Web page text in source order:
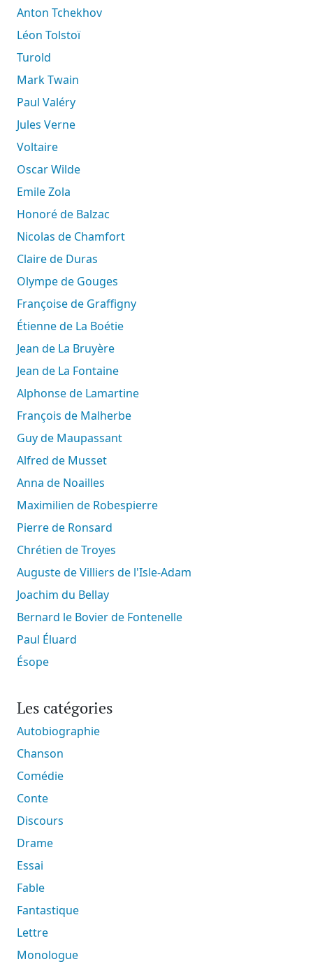
Anton Tchekhov
Léon Tolstoï
Turold
Mark Twain
Paul Valéry
Jules Verne
Voltaire
Oscar Wilde
Emile Zola
Honoré de Balzac
Nicolas de Chamfort
Claire de Duras
Olympe de Gouges
Françoise de Graffigny
Étienne de La Boétie
Jean de La Bruyère
Jean de La Fontaine
Alphonse de Lamartine
François de Malherbe
Guy de Maupassant
Alfred de Musset
Anna de Noailles
Maximilien de Robespierre
Pierre de Ronsard
Chrétien de Troyes
Auguste de Villiers de l'Isle-Adam
Joachim du Bellay
Bernard le Bovier de Fontenelle
Paul Éluard
Ésope
Les catégories
Autobiographie
Chanson
Comédie
Conte
Discours
Drame
Essai
Fable
Fantastique
Lettre
Monologue